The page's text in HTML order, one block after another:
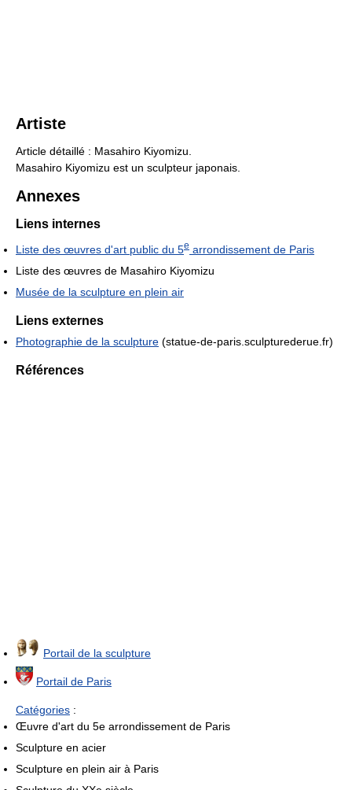
Artiste
Article détaillé : Masahiro Kiyomizu.
Masahiro Kiyomizu est un sculpteur japonais.
Annexes
Liens internes
Liste des œuvres d'art public du 5e arrondissement de Paris
Liste des œuvres de Masahiro Kiyomizu
Musée de la sculpture en plein air
Liens externes
Photographie de la sculpture (statue-de-paris.sculpturederue.fr)
Références
Portail de la sculpture
Portail de Paris
Catégories :
Œuvre d'art du 5e arrondissement de Paris
Sculpture en acier
Sculpture en plein air à Paris